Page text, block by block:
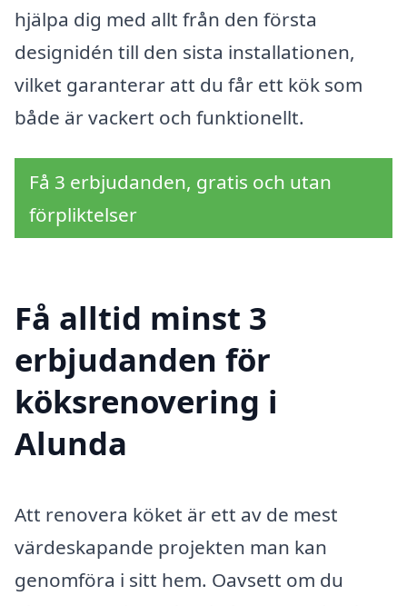
hjälpa dig med allt från den första
designidén till den sista installationen,
vilket garanterar att du får ett kök som
både är vackert och funktionellt.
Få 3 erbjudanden, gratis och utan
förpliktelser
Få alltid minst 3
erbjudanden för
köksrenovering i
Alunda
Att renovera köket är ett av de mest
värdeskapande projekten man kan
genomföra i sitt hem. Oavsett om du